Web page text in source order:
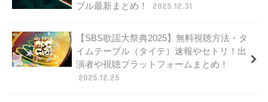
ブル最新まとめ！
2025.12.31
【SBS歌謡大祭典2025】無料視聴方法・タ
イムテーブル（タイテ）速報やセトリ！出
演者や視聴プラットフォームまとめ！
2025.12.25